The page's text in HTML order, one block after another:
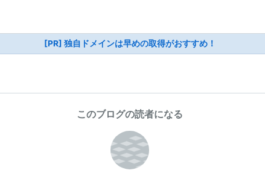
[PR] 独自ドメインは早めの取得がおすすめ！
このブログの読者になる